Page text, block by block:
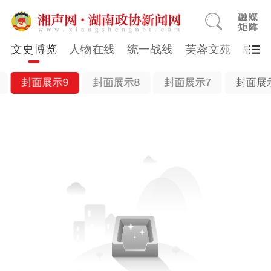
文史博览 人物在线 统一战线 芙蓉文苑 融媒
封面展示9 封面展示8 封面展示7 封面展